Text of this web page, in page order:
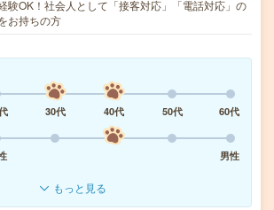
験OK！社会人として「接客対応」「電話対応」の
お持ちの方
30代 40代 50代
60代
男性
もっと見る